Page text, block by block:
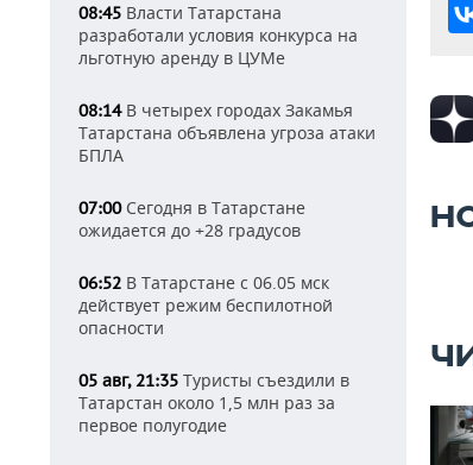
08:45 Власти Татарстана
разработали условия конкурса на
льготную аренду в ЦУМе
08:14В четырех городах Закамья
Татарстана объявлена угроза атаки
БПЛА
07:00Сегодня в Татарстане
ожидается до +28 градусов
06:52 В Татарстане с 06.05 мск
действует режим беспилотной
опасности
05 авг, 21:35 Туристы съездили в
Татарстан около 1,5 млн раз за
первое полугодие